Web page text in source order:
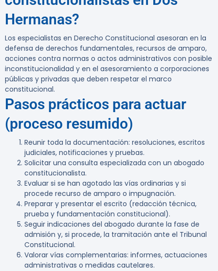
Hermanas?
Los especialistas en Derecho Constitucional asesoran en la
defensa de derechos fundamentales, recursos de amparo,
acciones contra normas o actos administrativos con posible
inconstitucionalidad y en el asesoramiento a corporaciones
públicas y privadas que deben respetar el marco
constitucional.
Pasos prácticos para actuar
(proceso resumido)
Reunir toda la documentación: resoluciones, escritos
judiciales, notificaciones y pruebas.
Solicitar una consulta especializada con un abogado
constitucionalista.
Evaluar si se han agotado las vías ordinarias y si
procede recurso de amparo o impugnación.
Preparar y presentar el escrito (redacción técnica,
prueba y fundamentación constitucional).
Seguir indicaciones del abogado durante la fase de
admisión y, si procede, la tramitación ante el Tribunal
Constitucional.
Valorar vías complementarias: informes, actuaciones
administrativas o medidas cautelares.